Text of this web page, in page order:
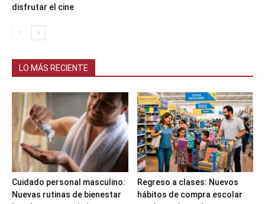
disfrutar el cine
LO MÁS RECIENTE
Cuidado personal masculino:
Nuevas rutinas de bienestar
Regreso a clases: Nuevos
hábitos de compra escolar